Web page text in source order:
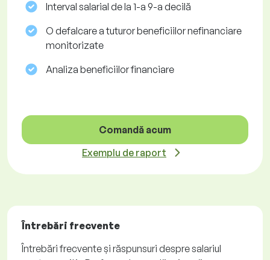
Interval salarial de la 1-a 9-a decilă
O defalcare a tuturor beneficiilor nefinanciare
monitorizate
Analiza beneficiilor financiare
Comandă acum
Exemplu de raport
Întrebări frecvente
Întrebări frecvente și răspunsuri despre salariul